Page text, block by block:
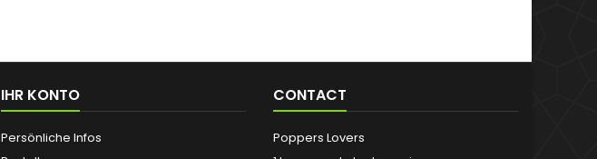
IHR KONTO
Persönliche Infos
CONTACT
Poppers Lovers